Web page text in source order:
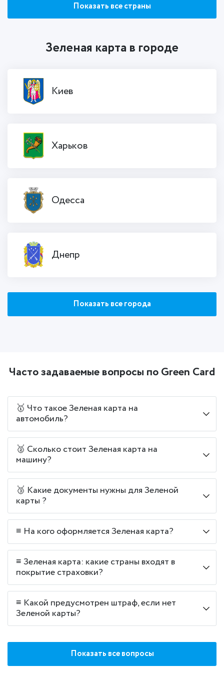
Показать все страны
Зеленая карта в городе
Киев
Харьков
Одесса
Днепр
Показать все города
Часто задаваемые вопросы по Green Card
🥇 Что такое Зеленая карта на
автомобиль?
🥈 Сколько стоит Зеленая карта на
машину?
🥉 Какие документы нужны для Зеленой
карты ?
≡ На кого оформляется Зеленая карта?
≡ Зеленая карта: какие страны входят в
покрытие страховки?
≡ Какой предусмотрен штраф, если нет
Зеленой карты?
Показать все вопросы